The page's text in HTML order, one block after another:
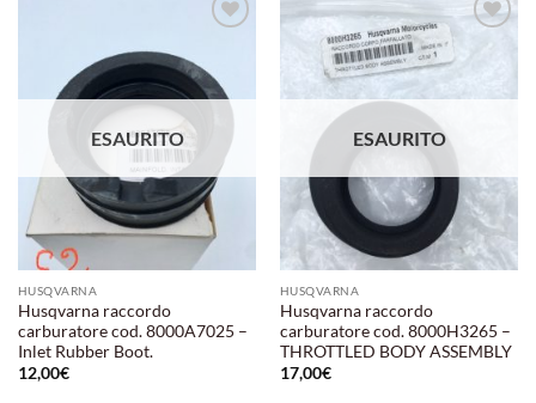
alla lista
dei
desideri
ESAURITO
HUSQVARNA
Husqvarna raccordo
carburatore cod. 8000A7025 –
Inlet Rubber Boot.
12,00€
alla lista
ESAURITO
HUSQVARNA
Husqvarna raccordo
carburatore cod. 8000H3265 –
THROTTLED BODY ASSEMBLY
17,00€